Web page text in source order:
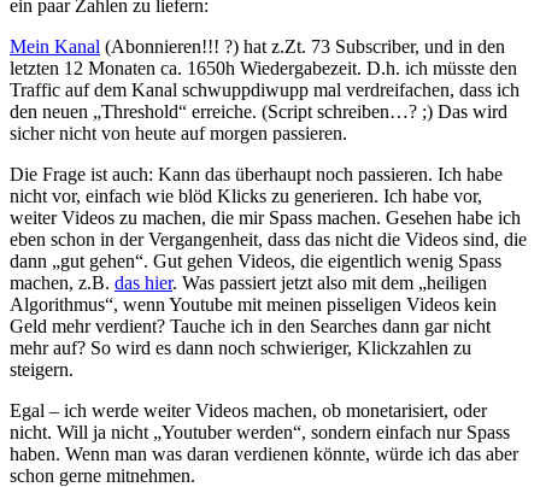
ein paar Zahlen zu liefern:
Mein Kanal (Abonnieren!!! ?) hat z.Zt. 73 Subscriber, und in den
letzten 12 Monaten ca. 1650h Wiedergabezeit. D.h. ich müsste den
Traffic auf dem Kanal schwuppdiwupp mal verdreifachen, dass ich
den neuen „Threshold“ erreiche. (Script schreiben…? ;) Das wird
sicher nicht von heute auf morgen passieren.
Die Frage ist auch: Kann das überhaupt noch passieren. Ich habe
nicht vor, einfach wie blöd Klicks zu generieren. Ich habe vor,
weiter Videos zu machen, die mir Spass machen. Gesehen habe ich
eben schon in der Vergangenheit, dass das nicht die Videos sind, die
dann „gut gehen“. Gut gehen Videos, die eigentlich wenig Spass
machen, z.B. das hier. Was passiert jetzt also mit dem „heiligen
Algorithmus“, wenn Youtube mit meinen pisseligen Videos kein
Geld mehr verdient? Tauche ich in den Searches dann gar nicht
mehr auf? So wird es dann noch schwieriger, Klickzahlen zu
steigern.
Egal – ich werde weiter Videos machen, ob monetarisiert, oder
nicht. Will ja nicht „Youtuber werden“, sondern einfach nur Spass
haben. Wenn man was daran verdienen könnte, würde ich das aber
schon gerne mitnehmen.